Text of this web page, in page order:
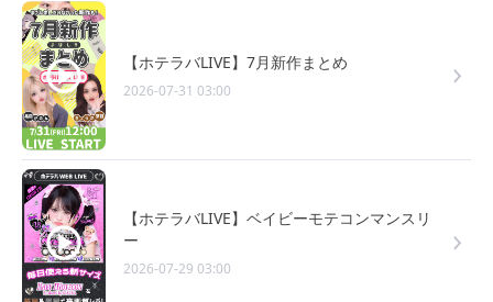
【ホテラバLIVE】7月新作まとめ
2026-07-31 03:00
【ホテラバLIVE】ベイビーモテコンマンスリ
ー
2026-07-29 03:00